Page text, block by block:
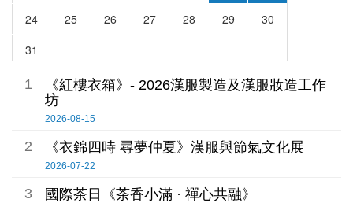
1
《紅樓衣箱》- 2026漢服製造及漢服妝造工作
坊
2026-08-15
2 《衣錦四時 尋夢仲夏》漢服與節氣文化展
2026-07-22
3 國際茶日《茶香小滿 · 禪心共融》